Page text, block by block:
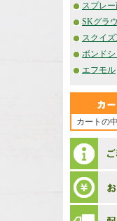
スプレ
SKグラ
スクイ
ボンド
エフモル
カートの